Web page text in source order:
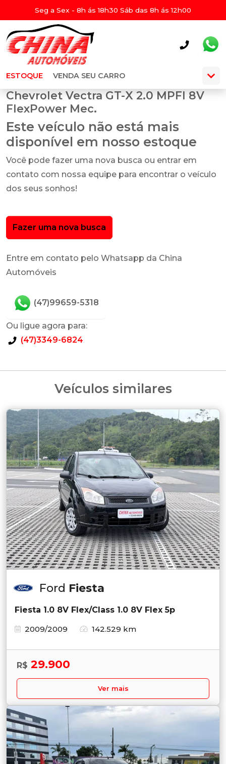
Seg a Sex - 8h ás 18h30 Sáb das 8h ás 12h00
ESTOQUE VENDA SEU CARRO
Chevrolet Vectra GT-X 2.0 MPFI 8V
FlexPower Mec.
Este veículo não está mais
disponível em nosso estoque
Você pode fazer uma nova busca ou entrar em
contato com nossa equipe para encontrar o veículo
dos seus sonhos!
Fazer uma nova busca
Entre em contato pelo Whatsapp da China
Automóveis
(47)99659-5318
Ou ligue agora para:
(47)3349-6824
Veículos similares
Ford Fiesta
Fiesta 1.0 8V Flex/Class 1.0 8V Flex 5p
2009/2009
142.529 km
R$ 29.900
Ver mais